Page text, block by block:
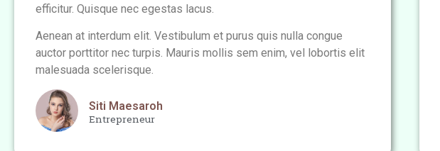
efficitur. Quisque nec egestas lacus.
Aenean at interdum elit. Vestibulum et purus quis nulla congue
auctor porttitor nec turpis. Mauris mollis sem enim, vel lobortis elit
malesuada scelerisque.
Siti Maesaroh
Entrepreneur